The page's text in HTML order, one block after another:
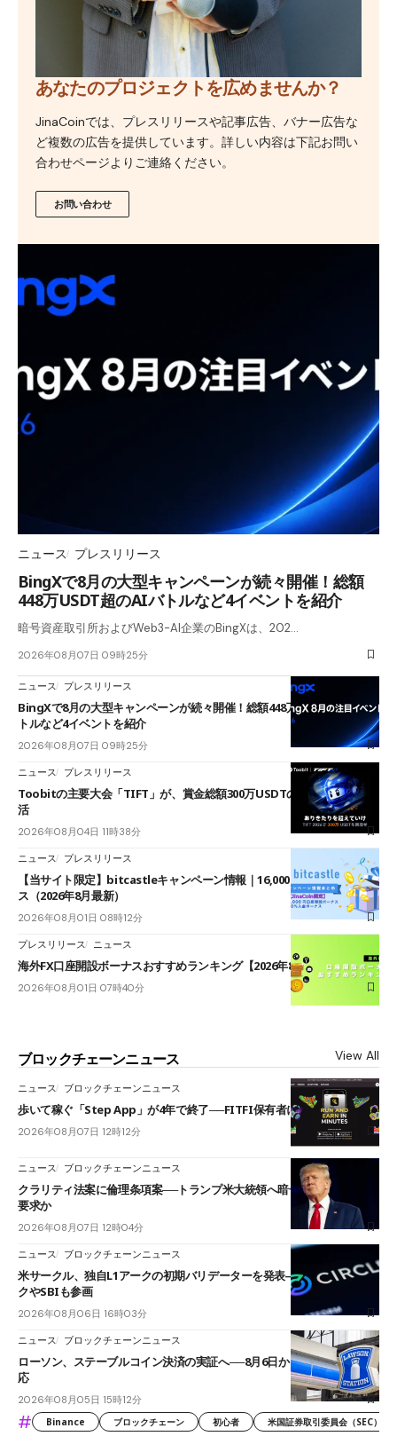
あなたのプロジェクトを広めませんか？
JinaCoinでは、プレスリリースや記事広告、バナー広告な
ど複数の広告を提供しています。詳しい内容は下記お問い
合わせページよりご連絡ください。
お問い合わせ
ニュース プレスリリース
BingXで8月の大型キャンペーンが続々開催！総額
448万USDT超のAIバトルなど4イベントを紹介
暗号資産取引所およびWeb3-AI企業のBingXは、202…
2026年08月07日 09時25分
ニュース プレスリリース
BingXで8月の大型キャンペーンが続々開催！総額448万USDT超のAIバ
トルなど4イベントを紹介
2026年08月07日 09時25分
ニュース プレスリリース
Toobitの主要大会「TIFT」が、賞金総額300万USDTのレースとして復
活
2026年08月04日 11時38分
ニュース プレスリリース
【当サイト限定】bitcastleキャンペーン情報｜16,000円口座開設ボーナ
ス（2026年8月最新）
2026年08月01日 08時12分
プレスリリース ニュース
海外FX口座開設ボーナスおすすめランキング【2026年8月最新】
2026年08月01日 07時40分
ブロックチェーンニュース View All
ニュース ブロックチェーンニュース
歩いて稼ぐ「Step App」が4年で終了──FITFI保有者に対応呼びかけ
2026年08月07日 12時12分
ニュース ブロックチェーンニュース
クラリティ法案に倫理条項案──トランプ米大統領へ暗号資産事業の売却
要求か
2026年08月07日 12時04分
ニュース ブロックチェーンニュース
米サークル、独自L1アークの初期バリデーターを発表――ブラックロッ
クやSBIも参画
2026年08月06日 16時03分
ニュース ブロックチェーンニュース
ローソン、ステーブルコイン決済の実証へ──8月6日からJPYCやUSDC対
応
2026年08月05日 15時12分
# Binance ブロックチェーン 初心者 米国証券取引委員会（SEC）